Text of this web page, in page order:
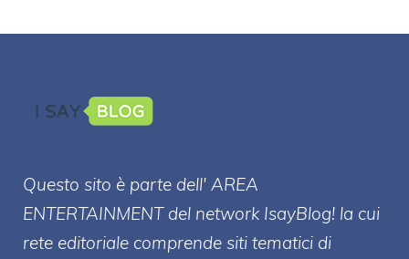
Questo sito è parte dell' AREA
ENTERTAINMENT del network IsayBlog! la cui
rete editoriale comprende siti tematici di